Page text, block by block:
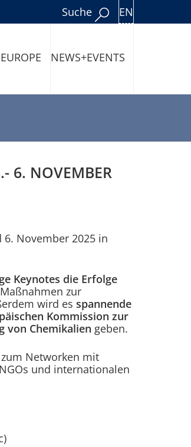
Suche EN
NEWS+EVENTS
6. NOVEMBER
6. November 2025 in
Keynotes die Erfolge
zur
wird esspannende
Kommission zur
von Chemikalien geben.
Networken mit
und internationalen